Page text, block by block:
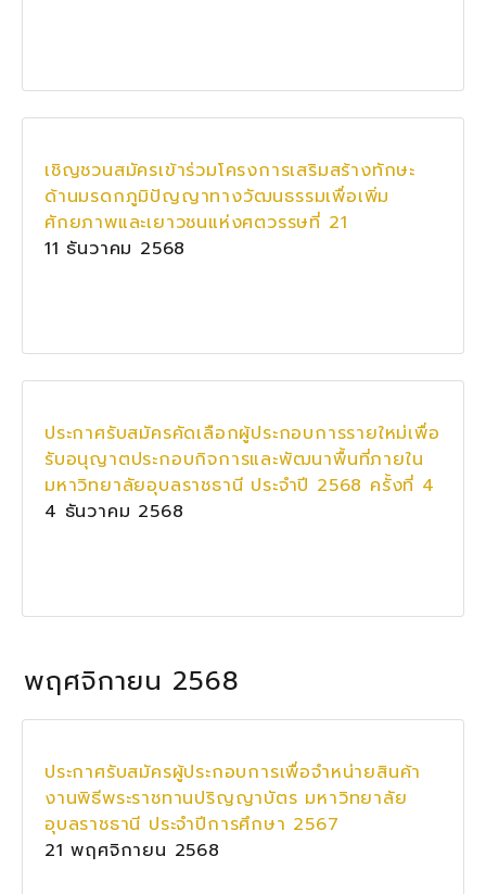
เชิญชวนสมัครเข้าร่วมโครงการเสริมสร้างทักษะ
ด้านมรดกภูมิปัญญาทางวัฒนธรรมเพื่อเพิ่ม
ศักยภาพและเยาวชนแห่งศตวรรษที่ 21
11 ธันวาคม 2568
ประกาศรับสมัครคัดเลือกผู้ประกอบการรายใหม่เพื่อ
รับอนุญาตประกอบกิจการและพัฒนาพื้นที่ภายใน
มหาวิทยาลัยอุบลราชธานี ประจำปี 2568 ครั้งที่ 4
4 ธันวาคม 2568
พฤศจิกายน 2568
ประกาศรับสมัครผู้ประกอบการเพื่อจำหน่ายสินค้า
งานพิธีพระราชทานปริญญาบัตร มหาวิทยาลัย
อุบลราชธานี ประจำปีการศึกษา 2567
21 พฤศจิกายน 2568